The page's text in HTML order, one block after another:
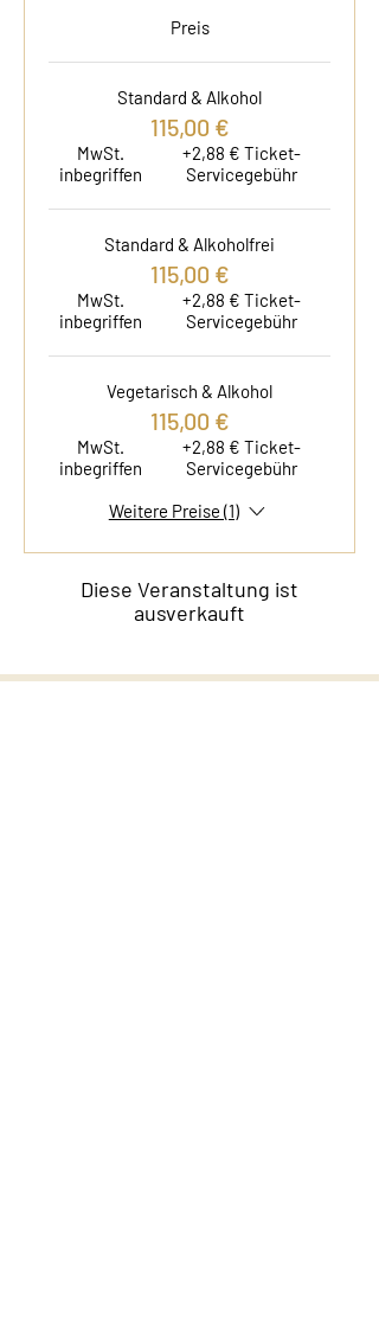
Preis
Standard & Alkohol
115,00 €
MwSt.
inbegriffen
+2,88 € Ticket-
Servicegebühr
Standard & Alkoholfrei
115,00 €
MwSt.
inbegriffen
+2,88 € Ticket-
Servicegebühr
Vegetarisch & Alkohol
115,00 €
MwSt.
inbegriffen
+2,88 € Ticket-
Servicegebühr
Weitere Preise (1)
Diese Veranstaltung ist
ausverkauft